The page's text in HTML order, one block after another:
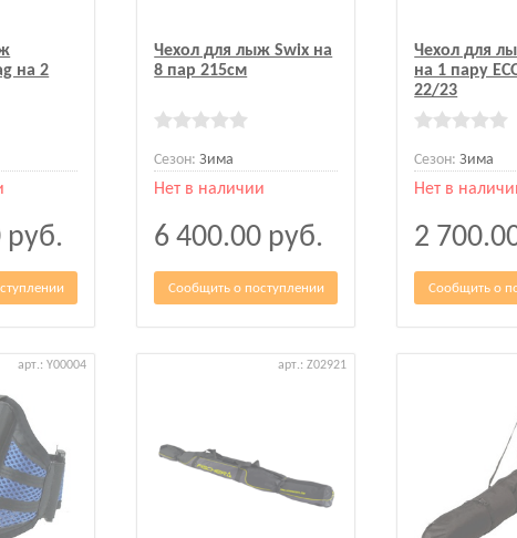
на 2
руб.
Чехол для лыж Swix на
8 пар 215см
Сезон: Зима
Нет в наличии
6 400.00 руб.
Сообщить о поступлении
Чехол для
на 1 пару
22/23
Сезон: Зима
Нет в
2
Сообщить о
арт.: Y00004 арт.: Z02921